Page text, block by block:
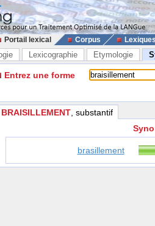
Portail lexical Corpus
Lexicographie Etymologie
Entrez une forme
BRAISILLEMENT , substantif
brasillement